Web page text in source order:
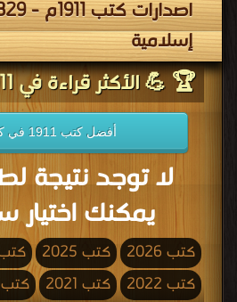
إسلامية
🏆 💪 الأكثر قراءة في 1911:
أفضل كتب 1911 في كل المكتبة
لا توجد نتيجة
يمكنك اختيار
كتب 2026 كتب 2025 كتب
كتب 2022
كتب 2021 كتب 2020